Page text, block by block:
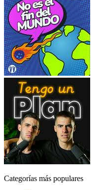
Categorías más populares